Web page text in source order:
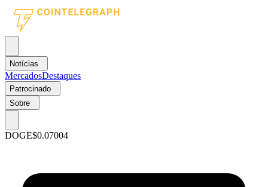
Notícias
MercadosDestaques
Patrocinado
Sobre
DOGE$0.07004